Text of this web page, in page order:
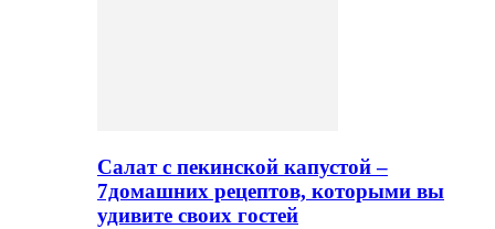
Салат с пекинской капустой –
7домашних рецептов, которыми вы
удивите своих гостей